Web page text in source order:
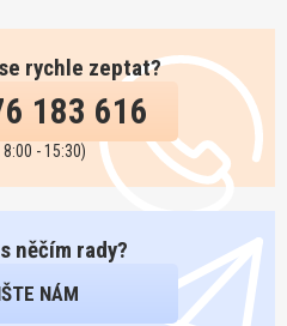
rychle zeptat?
183 616
- 15:30)
něčím rady?
NÁM